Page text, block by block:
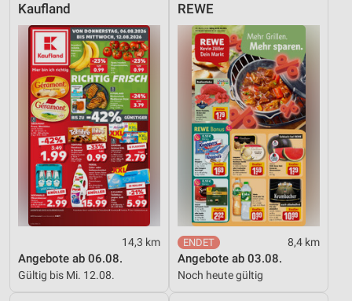
Kaufland
14,3 km
Angebote ab 06.08.
Gültig bis Mi. 12.08.
REWE
8,4 km
Angebote ab 03.08.
Noch heute gültig